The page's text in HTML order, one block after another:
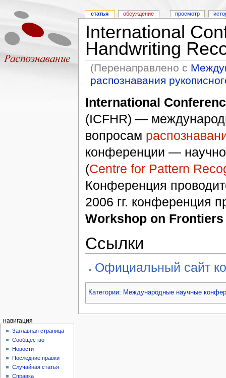
International
Handwriting
(Перенаправлено с
распознавания
International
(ICFHR) —
вопросам
конференции —
(Centre for Pattern
Конференция
2006 гг. конференция
Workshop on
Ссылки
Официальный сайт
Категории: Международные научные
статья обсуждение просмотр
навигация
Заглавная страница
Сообщество
Новости
Последние правки
Случайная статья
Справка